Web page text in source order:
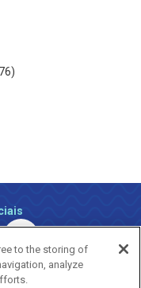
to the storing of
analyze